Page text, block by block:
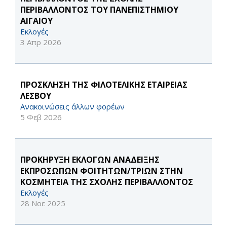
ΠΕΡΙΒΑΛΛΟΝΤΟΣ ΤΟΥ ΠΑΝΕΠΙΣΤΗΜΙΟΥ
ΑΙΓΑΙΟΥ
Εκλογές
3 Απρ 2026
ΠΡΟΣΚΛΗΣΗ ΤΗΣ ΦΙΛΟΤΕΛΙΚΗΣ ΕΤΑΙΡΕΙΑΣ
ΛΕΣΒΟΥ
Ανακοινώσεις άλλων φορέων
5 Φεβ 2026
ΠΡΟΚΗΡΥΞΗ ΕΚΛΟΓΩΝ ΑΝΑΔΕΙΞΗΣ
ΕΚΠΡΟΣΩΠΩΝ ΦΟΙΤΗΤΩΝ/ΤΡΙΩΝ ΣΤΗΝ
ΚΟΣΜΗΤΕΙΑ ΤΗΣ ΣΧΟΛΗΣ ΠΕΡΙΒΑΛΛΟΝΤΟΣ
Εκλογές
28 Νοε 2025